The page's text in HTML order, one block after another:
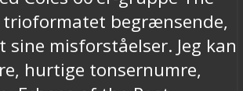
trioformatet begrænsende,
misforståelser. Jeg kan
hurtige tonsernumre,